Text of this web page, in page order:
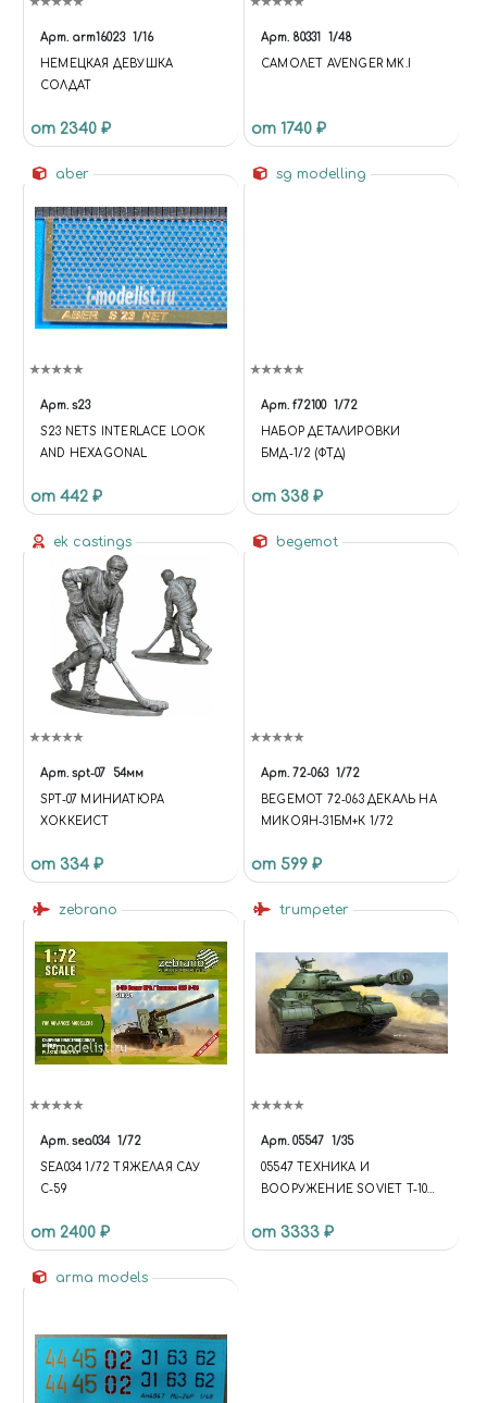
Арт. arm16023 1/16
НЕМЕЦКАЯ ДЕВУШКА
СОЛДАТ
от 2340 ₽
Арт. 80331 1/48
САМОЛЕТ AVENGER MK.I
от 1740 ₽
aber
Арт. s23
S23 NETS INTERLACE LOOK
AND HEXAGONAL
от 442 ₽
sg modelling
Арт. f72100 1/72
НАБОР ДЕТАЛИРОВКИ
БМД-1/2 (ФТД)
от 338 ₽
ek castings
Арт. spt-07 54мм
SPT-07 МИНИАТЮРА
ХОККЕИСТ
от 334 ₽
begemot
Арт. 72-063 1/72
BEGEMOT 72-063 ДЕКАЛЬ НА
МИКОЯН-31БМ+К 1/72
от 599 ₽
zebrano
Арт. sea034 1/72
SEA034 1/72 ТЯЖЕЛАЯ САУ
С-59
от 2400 ₽
trumpeter
Арт. 05547 1/35
05547 ТЕХНИКА И
ВООРУЖЕНИЕ SOVIET T-10A
от 3333 ₽
arma models